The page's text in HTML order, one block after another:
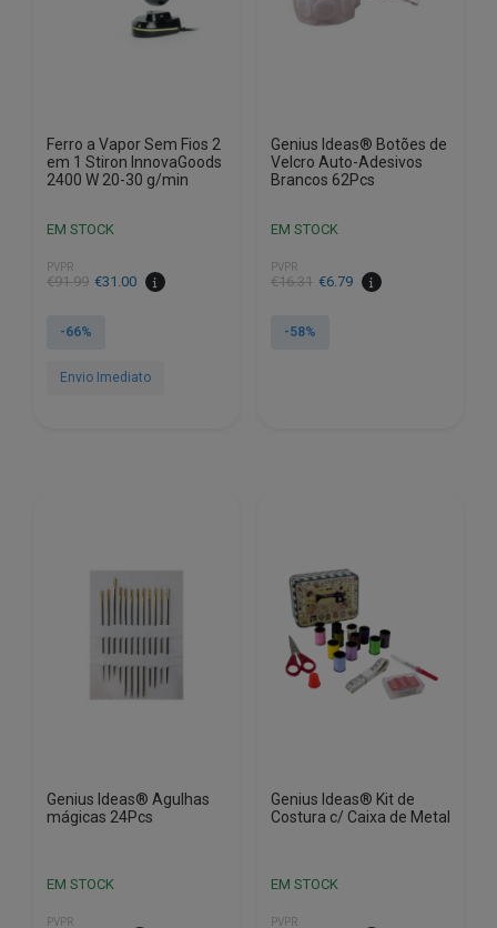
Ferro a Vapor Sem Fios 2
em 1 Stiron InnovaGoods
2400 W 20-30 g/min
EM STOCK
PVPR
€91.99
O
original
€91.99.
€31.00
O
atual
€31.00.
-66%
Envio Imediato
Genius Ideas® Botões de
Velcro Auto-Adesivos
Brancos 62Pcs
EM STOCK
PVPR
€16.31
O
original
€6.79
O
atual
-58%
Genius Ideas® Agulhas
mágicas 24Pcs
EM STOCK
PVPR
Genius Ideas® Kit de
Costura c/ Caixa de Metal
EM STOCK
PVPR